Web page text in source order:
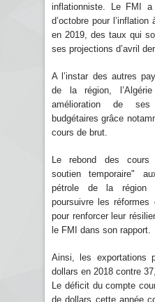
inflationniste. Le FMI
d’octobre pour
en 2019, des taux qui
ses projections d’avril
A l’instar des autres
de la région,
amélioration de
budgétaires grâce
cours de brut.
Le rebond des cours
soutien temporaire"
pétrole de la région
poursuivre les réformes
pour renforcer leur
le FMI dans son rapport.
Ainsi, les exportations
dollars en 2018 contre
Le déficit du compte
de dollars cette année